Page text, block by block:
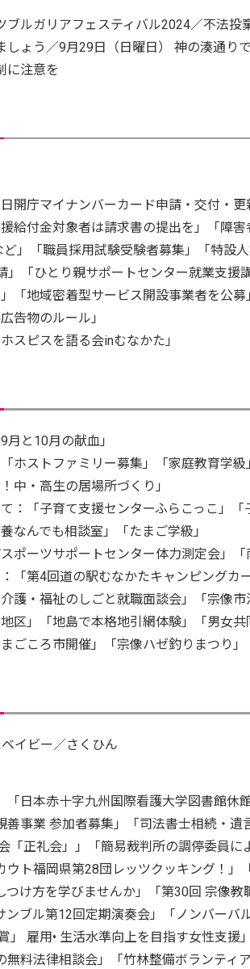
ブルガリアフェスティバル2024／不法
しょう／9月29日（日曜日） 神の湊通り
に注意を
開庁マイナンバーカード申請・交付・
援給付金対象者は請求書の提出を」「障
」「職員採用試験受験者募集」「特設
」「ひとり親サポートセンター就業支援
「地域密着型サービス開設事業者を公
告物のルール」
スピスを語る会inむなかた」
と10月の献血」
ホストファミリー募集」「家庭教育学
中・高生の居場所づくり」
：「子育て支援センターふらこっこ」
なんでも相談室」「たまご学級」
ポーツサポートセンター体力測定会」「
「第4回道の駅むなかたキャンピングカ
護・福祉のしごと就職面談会」「宗像
地区」「地島で本格地引網体験」「男女
ごころ市開催」「宗像ハゼ釣りまつり」
イビー／さくひん
「日本赤十字九州国際看護大学図書館
善事業 参加者募集」「司法書士相続・遺
「正礼会」」「簡易裁判所の調停委員
ウト福岡県第28団レッツクッキング！
つけ方を学びませんか」「第30回 宗像教
ンブル第12回定期演奏会」「ノンバー
」 雇用• 生活水準向上を目指す女性支
無料法律相談会」「竹林整備ボランティ